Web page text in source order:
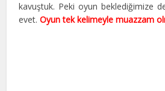
kavuştuk. Peki oyun beklediğimize
evet.Oyun tek kelimeyle muazzam